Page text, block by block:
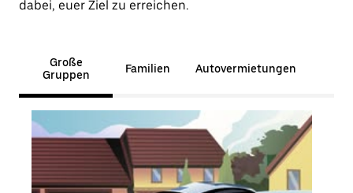
dabei, euer Ziel zu erreichen.
Große
Gruppen
Familien Autovermietungen